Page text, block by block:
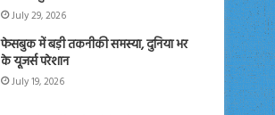
July 29, 2026
फेसबुक में बड़ी तकनीकी समस्या, दुनिया भर
के यूजर्स परेशान
July 19, 2026